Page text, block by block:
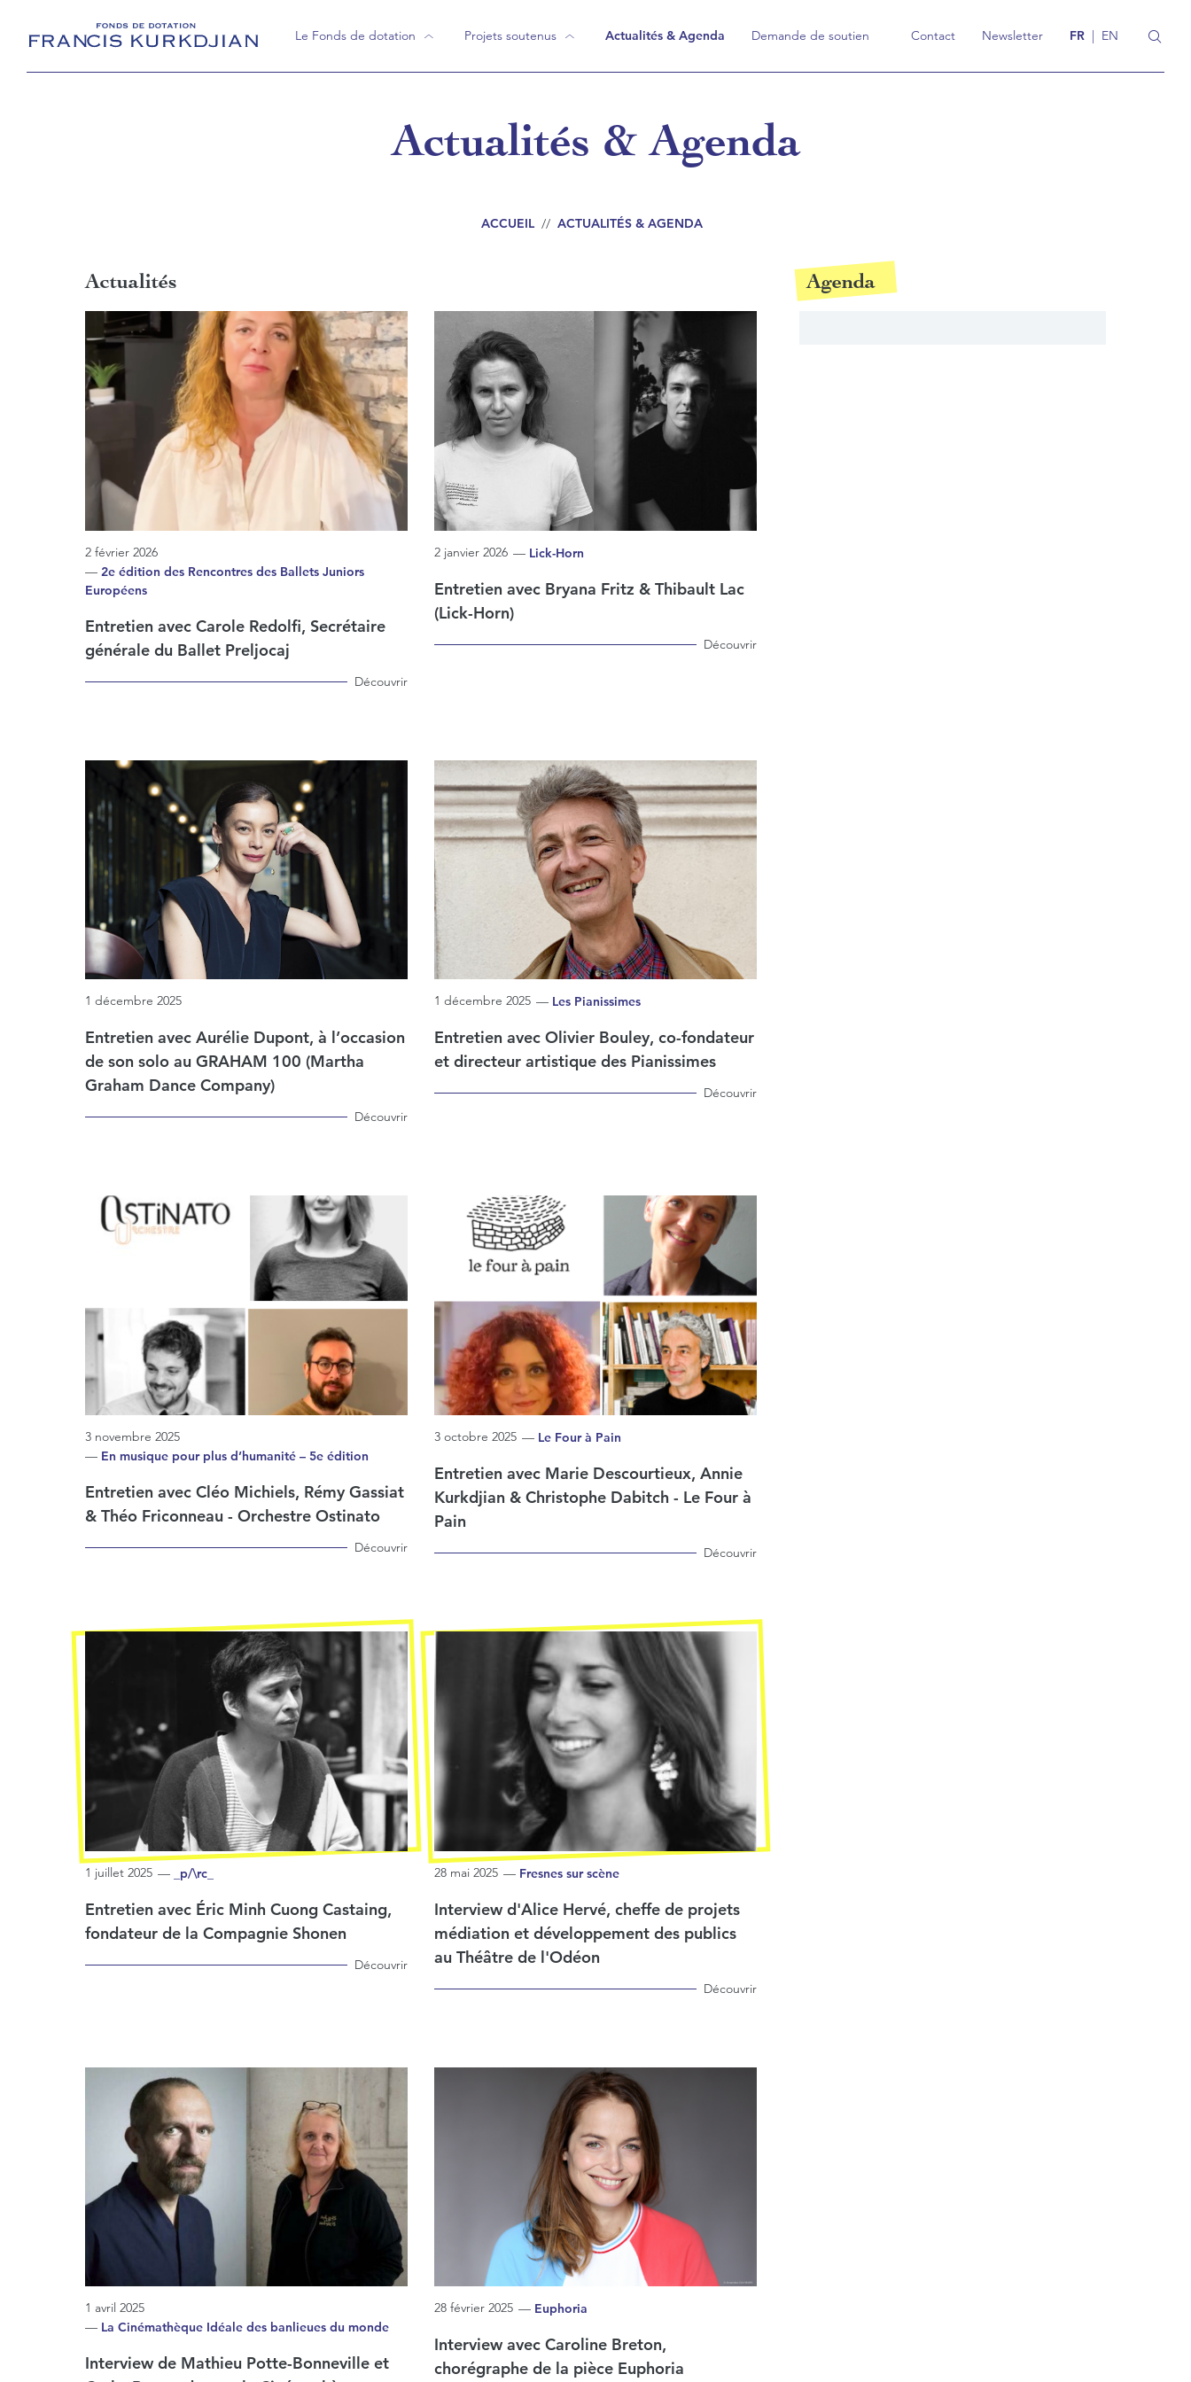
Le Fonds de dotation Projets soutenus
Projets en cours
Actualités & Agenda Demande de soutien Contact Newsletter FR | EN
Actualités & Agenda
ACCUEIL // ACTUALITÉS & AGENDA
Actualités
2 février 2026
— 2e édition des Rencontres des Ballets Juniors
Européens
Entretien avec Carole Redolfi, Secrétaire
générale du Ballet Preljocaj
Découvrir
2 janvier 2026 — Lick-Horn
Entretien avec Bryana Fritz & Thibault Lac
(Lick-Horn)
Découvrir
1 décembre 2025
Entretien avec Aurélie Dupont, à l’occasion
de son solo au GRAHAM 100 (Martha
Graham Dance Company)
Découvrir
1 décembre 2025 — Les Pianissimes
Entretien avec Olivier Bouley, co-fondateur
et directeur artistique des Pianissimes
Découvrir
3 novembre 2025
— En musique pour plus d’humanité – 5e édition
Entretien avec Cléo Michiels, Rémy Gassiat
& Théo Friconneau - Orchestre Ostinato
Découvrir
3 octobre 2025 — Le Four à Pain
Entretien avec Marie Descourtieux, Annie
Kurkdjian & Christophe Dabitch - Le Four à
Pain
Découvrir
1 juillet 2025 — _p/\rc_
Entretien avec Éric Minh Cuong Castaing,
fondateur de la Compagnie Shonen
Découvrir
28 mai 2025 — Fresnes sur scène
Interview d'Alice Hervé, cheffe de projets
médiation et développement des publics
au Théâtre de l'Odéon
Découvrir
1 avril 2025
— La Cinémathèque Idéale des banlieues du monde
Interview de Mathieu Potte-Bonneville et
28 février 2025 — Euphoria
Interview avec Caroline Breton,
chorégraphe de la pièce Euphoria
Agenda